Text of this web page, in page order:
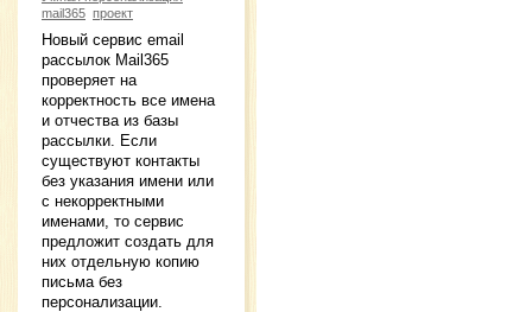
mail365 проект
Новый сервис email
рассылок Mail365
проверяет на
корректность все имена
и отчества из базы
рассылки. Если
существуют контакты
без указания имени или
с некорректными
именами, то сервис
предложит создать для
них отдельную копию
письма без
персонализации.